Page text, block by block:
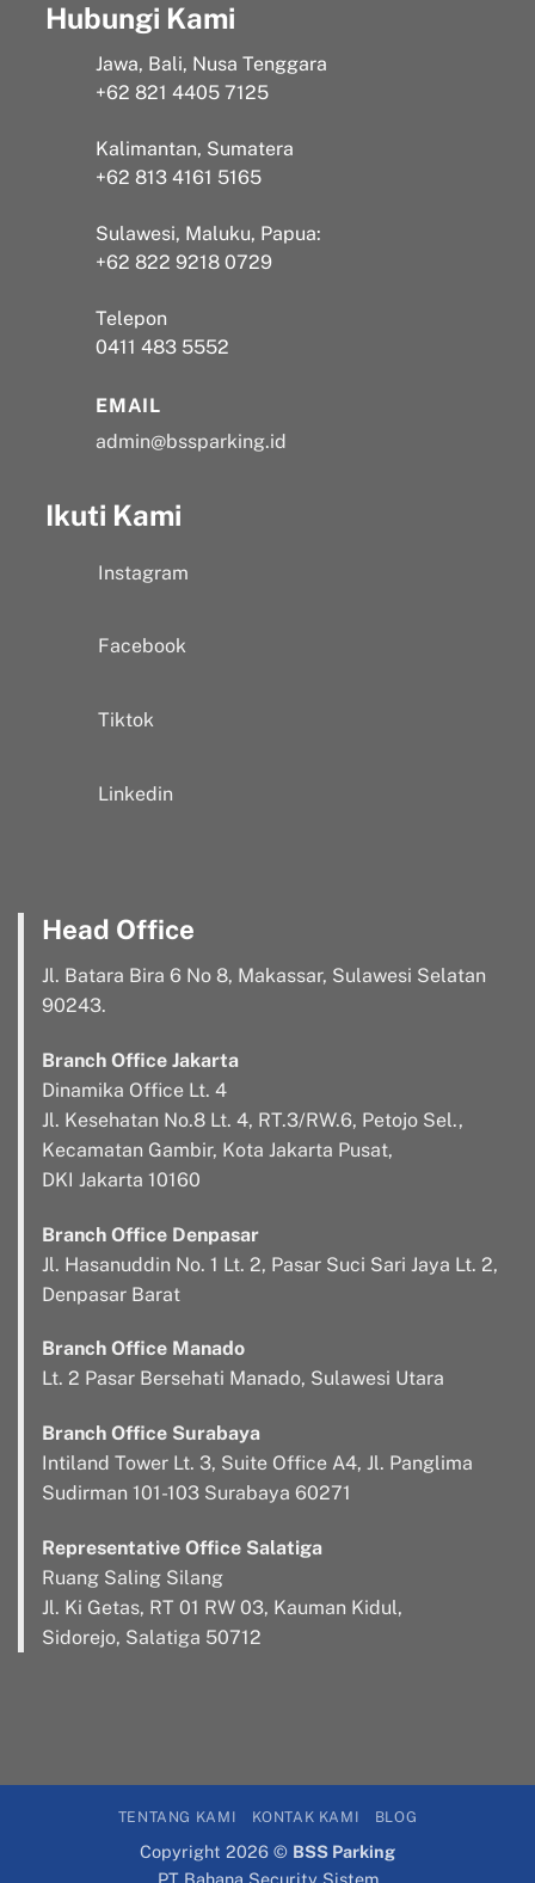
Hubungi Kami
Jawa, Bali, Nusa Tenggara
+62 821 4405 7125
Kalimantan, Sumatera
+62 813 4161 5165
Sulawesi, Maluku, Papua:
+62 822 9218 0729
Telepon
0411 483 5552
EMAIL
admin@bssparking.id
Ikuti Kami
Instagram
Facebook
Tiktok
Linkedin
Head Office
Jl. Batara Bira 6 No 8, Makassar, Sulawesi Selatan
90243.
Branch Office Jakarta
Dinamika Office Lt. 4
Jl. Kesehatan No.8 Lt. 4, RT.3/RW.6, Petojo Sel.,
Kecamatan Gambir, Kota Jakarta Pusat,
DKI Jakarta 10160
Branch Office Denpasar
Jl. Hasanuddin No. 1 Lt. 2, Pasar Suci Sari Jaya Lt. 2,
Denpasar Barat
Branch Office Manado
Lt. 2 Pasar Bersehati Manado, Sulawesi Utara
Branch Office Surabaya
Intiland Tower Lt. 3, Suite Office A4, Jl. Panglima
Sudirman 101-103 Surabaya 60271
Representative Office Salatiga
Ruang Saling Silang
Jl. Ki Getas, RT 01 RW 03, Kauman Kidul,
Sidorejo, Salatiga 50712
TENTANG KAMI KONTAK KAMI BLOG
Copyright 2026 © BSS Parking
PT Bahana Security Sistem